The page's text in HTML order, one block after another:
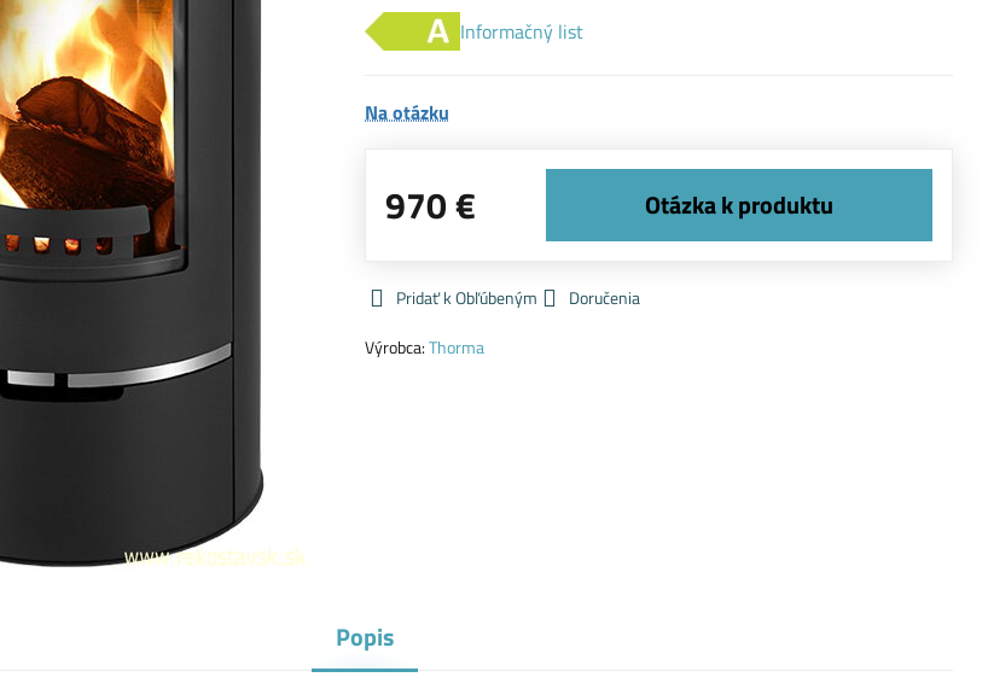
Informačný list
Na otázku
970 €
Pridať k Obľúbeným
Doručenia
Výrobca:Thorma
Popis